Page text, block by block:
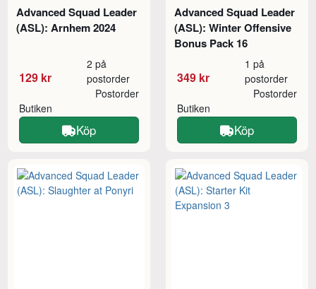
Advanced Squad Leader
(ASL): Arnhem 2024
129 kr
2 på
postorder
Butiken
Postorder
Köp
Advanced Squad Leader
(ASL): Winter Offensive
Bonus Pack 16
349 kr
1 på
postorder
Butiken
Postorder
Köp